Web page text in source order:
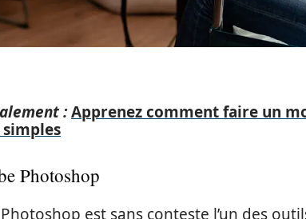
:Apprenez comment faire un
Photoshop
est sans conteste l’un des